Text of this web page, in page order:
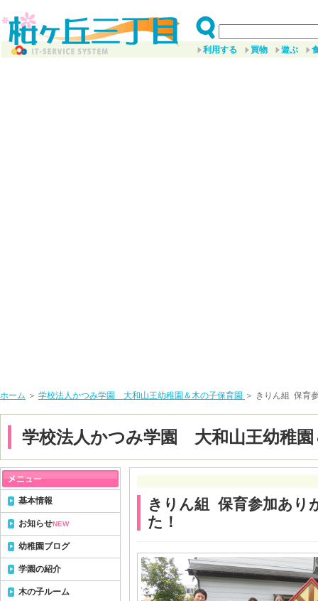
利用する 買物 遊ぶ
ホーム ＞ 学校法人かつみ学園 大和山王幼稚園＆木の子保育園 ＞ きりん組 保育
学校法人かつみ学園 大和山王幼稚園
きりん組 保育参加あり
た！
基本情報
お知らせNEW
幼稚園ブログ
学園の紹介
木の子ルーム